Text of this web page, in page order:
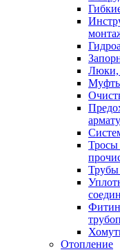
Люки,
Тросы
Отопление